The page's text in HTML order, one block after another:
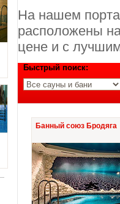
На нашем
расположены
цене и с
Быстрый поиск:
Банный союз Бродяга